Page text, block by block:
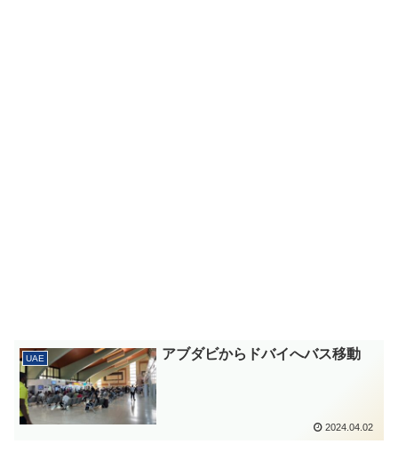
UAE アブダビからドバイへバス移動
2024.04.02